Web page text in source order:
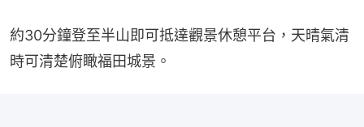
約30分鐘登至半山即可抵達觀景休憩平台，天晴氣清
時可清楚俯瞰福田城景。